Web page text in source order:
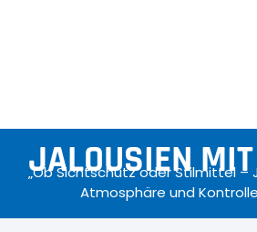
JALOUSIEN
„Ob Sichtschutz oder Stilmittel –
Atmosphäre und